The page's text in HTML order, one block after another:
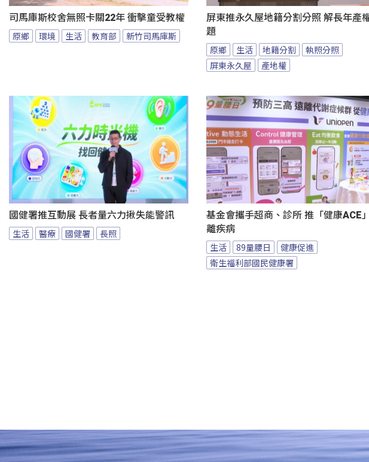
司馬庫斯校舍無照卡關22年 衝擊童受教權
原鄉 環境 生活 教育部 新竹司馬庫斯
屏東推永久屋地籍分割分照 解長年產
題
原鄉 生活 地籍分割
執照分照
屏東永久屋
產地權
國健署推互動展 長者量六力揪失能警訊
生活 醫療 國健署 長照
基金會攜手超商、診所 推「健康ACE
離疾病
生活 89量腰日
健康促進
衛生福利部國民健康署